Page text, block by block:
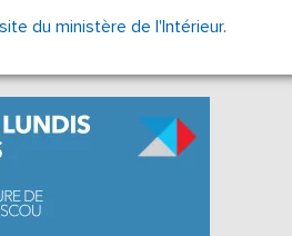
du ministère de l'Intérieur.